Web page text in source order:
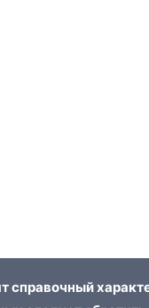
справочный